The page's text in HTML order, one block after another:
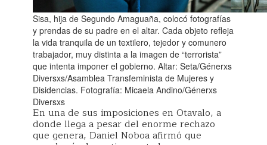
Sisa, hija de Segundo Amaguaña, colocó fotografías
y prendas de su padre en el altar. Cada objeto refleja
la vida tranquila de un textilero, tejedor y comunero
trabajador, muy distinta a la imagen de “terrorista”
que intenta imponer el gobierno. Altar: Seta/Génerxs
Diversxs/Asamblea Transfeminista de Mujeres y
Disidencias. Fotografía: Micaela Andino/Génerxs
Diversxs
En una de sus imposiciones en Otavalo, a
donde llega a pesar del enorme rechazo
que genera, Daniel Noboa afirmó que